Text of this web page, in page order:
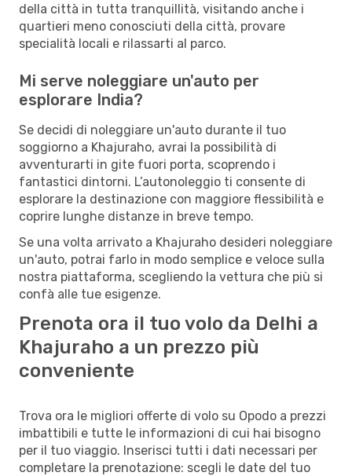
della città in tutta tranquillità, visitando anche i
quartieri meno conosciuti della città, provare
specialità locali e rilassarti al parco.
Mi serve noleggiare un'auto per
esplorare India?
Se decidi di noleggiare un'auto durante il tuo
soggiorno a Khajuraho, avrai la possibilità di
avventurarti in gite fuori porta, scoprendo i
fantastici dintorni. L’autonoleggio ti consente di
esplorare la destinazione con maggiore flessibilità e
coprire lunghe distanze in breve tempo.
Se una volta arrivato a Khajuraho desideri noleggiare
un'auto, potrai farlo in modo semplice e veloce sulla
nostra piattaforma, scegliendo la vettura che più si
confà alle tue esigenze.
Prenota ora il tuo volo da Delhi a
Khajuraho a un prezzo più
conveniente
Trova ora le migliori offerte di volo su Opodo a prezzi
imbattibili e tutte le informazioni di cui hai bisogno
per il tuo viaggio. Inserisci tutti i dati necessari per
completare la prenotazione: scegli le date del tuo